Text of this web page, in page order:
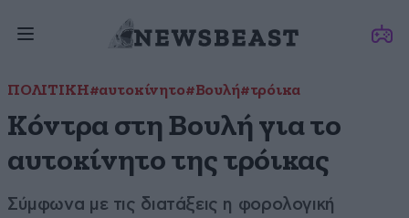
ΠΟΛΙΤΙΚΗ#αυτοκίνητο#Βουλή#τρόικα
Κόντρα στη Βουλή για το
αυτοκίνητο της τρόικας
Σύμφωνα με τις διατάξεις η φορολογική